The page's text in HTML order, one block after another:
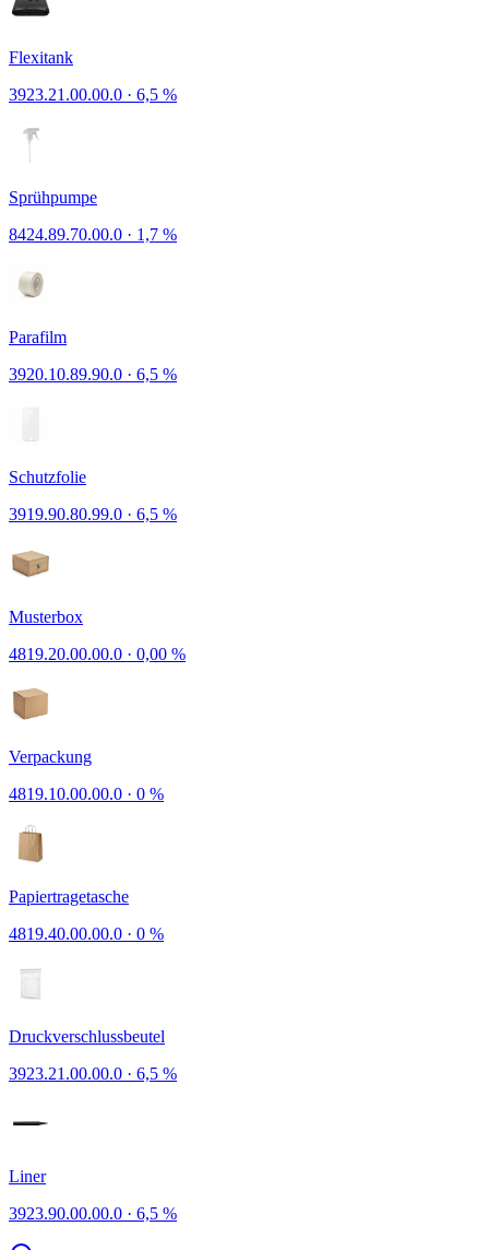
Flexitank
3923.21.00.00.0 · 6,5 %
Sprühpumpe
8424.89.70.00.0 · 1,7 %
Parafilm
3920.10.89.90.0 · 6,5 %
Schutzfolie
3919.90.80.99.0 · 6,5 %
Musterbox
4819.20.00.00.0 · 0,00 %
Verpackung
4819.10.00.00.0 · 0 %
Papiertragetasche
4819.40.00.00.0 · 0 %
Druckverschlussbeutel
3923.21.00.00.0 · 6,5 %
Liner
3923.90.00.00.0 · 6,5 %